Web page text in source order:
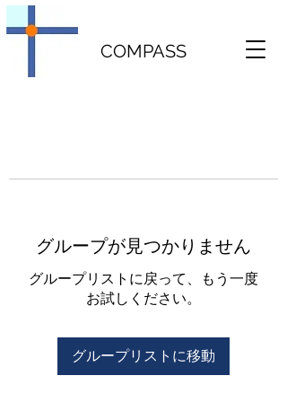
COMPASS
グループが見つかりません
グループリストに戻って、もう一度
お試しください。
グループリストに移動